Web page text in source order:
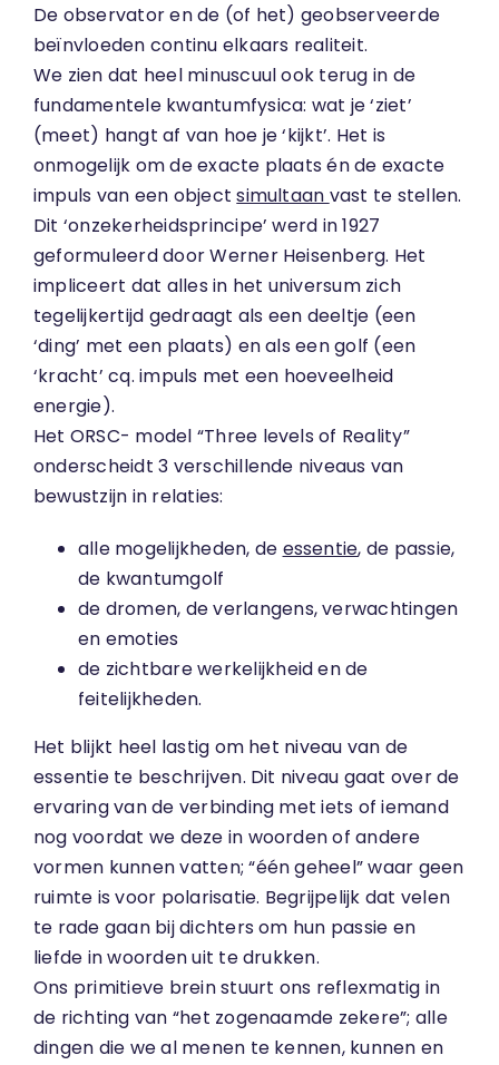
De observator en de (of het) geobserveerde
beïnvloeden continu elkaars realiteit.
We zien dat heel minuscuul ook terug in de
fundamentele kwantumfysica: wat je ‘ziet’
(meet) hangt af van hoe je ‘kijkt’. Het is
onmogelijk om de exacte plaats én de exacte
impuls van een objectsimultaan vast te stellen.
Dit ‘onzekerheidsprincipe’ werd in 1927
geformuleerd door Werner Heisenberg. Het
impliceert dat alles in het universum zich
tegelijkertijd gedraagt als een deeltje (een
‘ding’ met een plaats) en als een golf (een
‘kracht’ cq. impuls met een hoeveelheid
energie).
Het ORSC- model “Three levels of Reality”
onderscheidt 3 verschillende niveaus van
bewustzijn in relaties:
alle mogelijkheden, de essentie, de passie,
de kwantumgolf
de dromen, de verlangens, verwachtingen
en emoties
de zichtbare werkelijkheid en de
feitelijkheden.
Het blijkt heel lastig om het niveau van de
essentie te beschrijven. Dit niveau gaat over de
ervaring van de verbinding met iets of iemand
nog voordat we deze in woorden of andere
vormen kunnen vatten; “één geheel” waar geen
ruimte is voor polarisatie. Begrijpelijk dat velen
te rade gaan bij dichters om hun passie en
liefde in woorden uit te drukken.
Ons primitieve brein stuurt ons reflexmatig in
de richting van “het zogenaamde zekere”; alle
dingen die we al menen te kennen, kunnen en